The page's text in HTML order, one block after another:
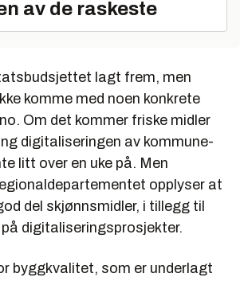
av de raskeste
lagt frem, men
komme med noen konkrete
Om det kommer friske midler
digitaliseringen av kommune-
litt over en uke på. Men
opplyser at
del skjønnsmidler, i tillegg til
digitaliseringsprosjekter.
byggkvalitet, som er underlagt